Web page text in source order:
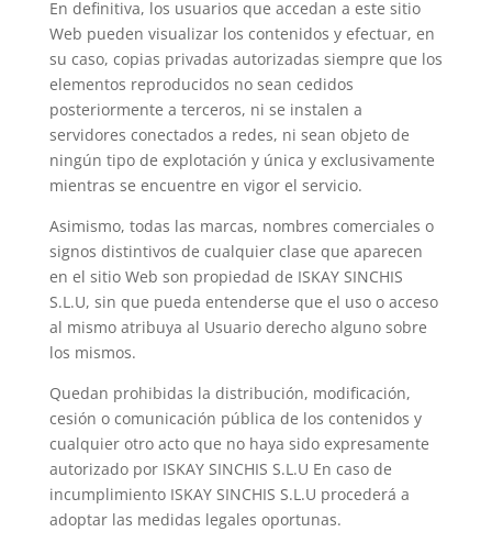
En definitiva, los usuarios que accedan a este sitio
Web pueden visualizar los contenidos y efectuar, en
su caso, copias privadas autorizadas siempre que los
elementos reproducidos no sean cedidos
posteriormente a terceros, ni se instalen a
servidores conectados a redes, ni sean objeto de
ningún tipo de explotación y única y exclusivamente
mientras se encuentre en vigor el servicio.
Asimismo, todas las marcas, nombres comerciales o
signos distintivos de cualquier clase que aparecen
en el sitio Web son propiedad de ISKAY SINCHIS
S.L.U, sin que pueda entenderse que el uso o acceso
al mismo atribuya al Usuario derecho alguno sobre
los mismos.
Quedan prohibidas la distribución, modificación,
cesión o comunicación pública de los contenidos y
cualquier otro acto que no haya sido expresamente
autorizado por ISKAY SINCHIS S.L.U En caso de
incumplimiento ISKAY SINCHIS S.L.U procederá a
adoptar las medidas legales oportunas.